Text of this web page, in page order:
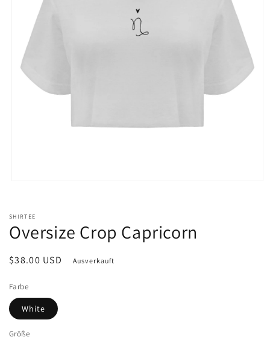
Modal
öffnen
SHIRTEE
Oversize Crop Capricorn
Normaler
$38.00 USD Ausverkauft
Farbe
White
Größe